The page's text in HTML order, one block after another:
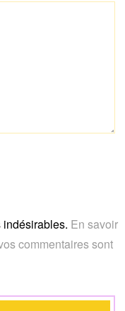
En savoir
commentaires sont